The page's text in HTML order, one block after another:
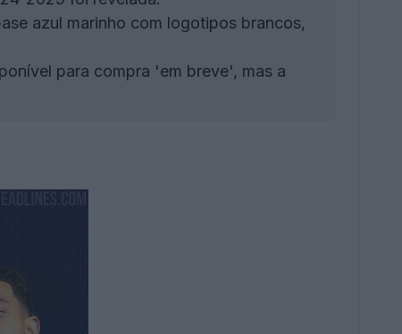
azul marinho com logotipos brancos,
para compra 'em breve', mas a